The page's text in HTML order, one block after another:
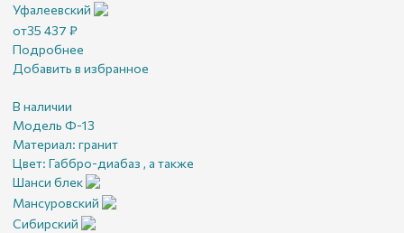
Уфалеевский
от35 437 ₽
Подробнее
Добавить в избранное
В наличии
Модель Ф-13
Материал: гранит
Цвет: Габбро-диабаз , а также
Шанси блек
Мансуровский
Сибирский